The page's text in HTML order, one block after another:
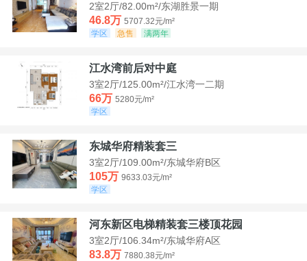
2室2厅/82.00m²/东湖胜景一期
46.8万 5707.32元/m²
学区
急售 满两年
江水湾前后对中庭
3室2厅/125.00m²/江水湾一二期
66万 5280元/m²
学区
东城华府精装套三
3室2厅/109.00m²/东城华府B区
105万 9633.03元/m²
学区
河东新区电梯精装套三楼顶花园
3室2厅/106.34m²/东城华府A区
83.8万 7880.38元/m²